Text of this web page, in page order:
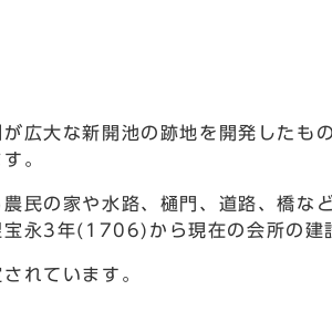
広大な新開池の跡地を開発した
。
民の家や水路、樋門、道路、橋な
永3年(1706)から現在の会所の建
れています。